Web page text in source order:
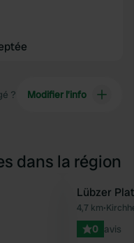
? Modifier l’info
dans la région
Préféré
Lübzer
4,7 km•
0 avis